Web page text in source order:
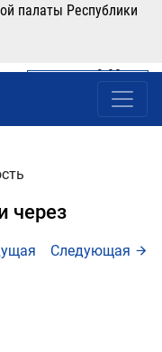
палаты Республики
четверг с 9:00 по
ЛИЧНЫЙ КАБИНЕТ
через
Следующая